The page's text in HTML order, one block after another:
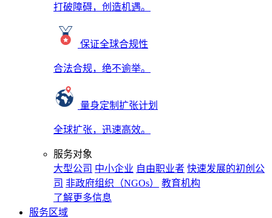
打破障碍，创造机遇。
保证全球合规性
合法合规，绝不逾举。
量身定制扩张计划
全球扩张，迅速高效。
服务对象
大型公司 中小企业 自由职业者 快速发展的初创公
司 非政府组织（NGOs）
教育机构
了解更多信息
服务区域